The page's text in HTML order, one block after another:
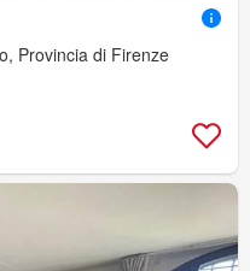
Provincia di Firenze